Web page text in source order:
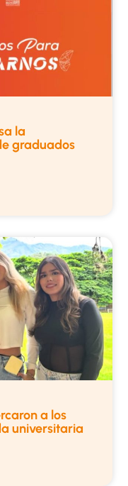
la
graduados
a los
universitaria